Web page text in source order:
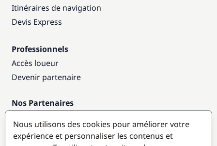
Itinéraires de navigation
Devis Express
Professionnels
Accès loueur
Devenir partenaire
Nos Partenaires
Nous utilisons des cookies pour améliorer votre
expérience et personnaliser les contenus et